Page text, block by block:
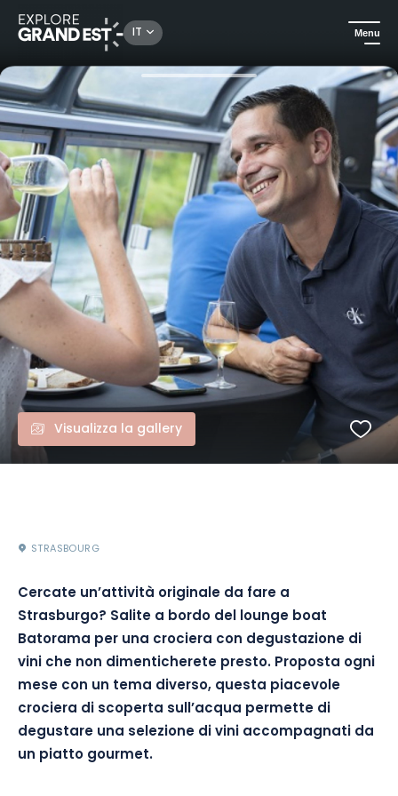
IT Menu
Gastronomia ed enoturismo Regalati un'incredibile crociera di degustazione a Strasburgo
Visualizza la gallery
STRASBOURG
Cercate un’attività originale da fare a
Strasburgo? Salite a bordo del lounge boat
Batorama per una crociera con degustazione di
vini che non dimenticherete presto. Proposta ogni
mese con un tema diverso, questa piacevole
crociera di scoperta sull’acqua permette di
degustare una selezione di vini accompagnati da
un piatto gourmet.